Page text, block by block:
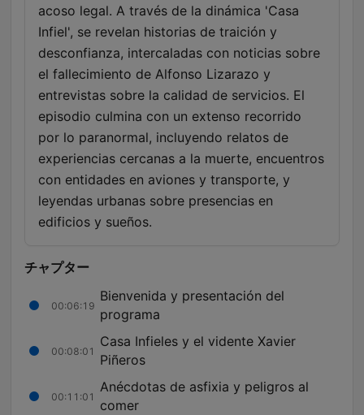
acoso legal. A través de la dinámica 'Casa
Infiel', se revelan historias de traición y
desconfianza, intercaladas con noticias sobre
el fallecimiento de Alfonso Lizarazo y
entrevistas sobre la calidad de servicios. El
episodio culmina con un extenso recorrido
por lo paranormal, incluyendo relatos de
experiencias cercanas a la muerte, encuentros
con entidades en aviones y transporte, y
leyendas urbanas sobre presencias en
edificios y sueños.
チャプター
00:06:19
Bienvenida y presentación del
programa
00:08:01
Casa Infieles y el vidente Xavier
Piñeros
00:11:01
Anécdotas de asfixia y peligros al
comer